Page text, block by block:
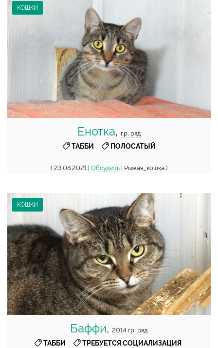
КОШКИ
Енотка, г.р, ряд
ТАББИ
ПОЛОСАТЫЙ
( 23.08.2021 | Обсудить | Рыжая_кошка )
КОШКИ
Баффи, 2014 г.р, ряд
ТАББИ
ТРЕБУЕТСЯ СОЦИАЛИЗАЦИЯ